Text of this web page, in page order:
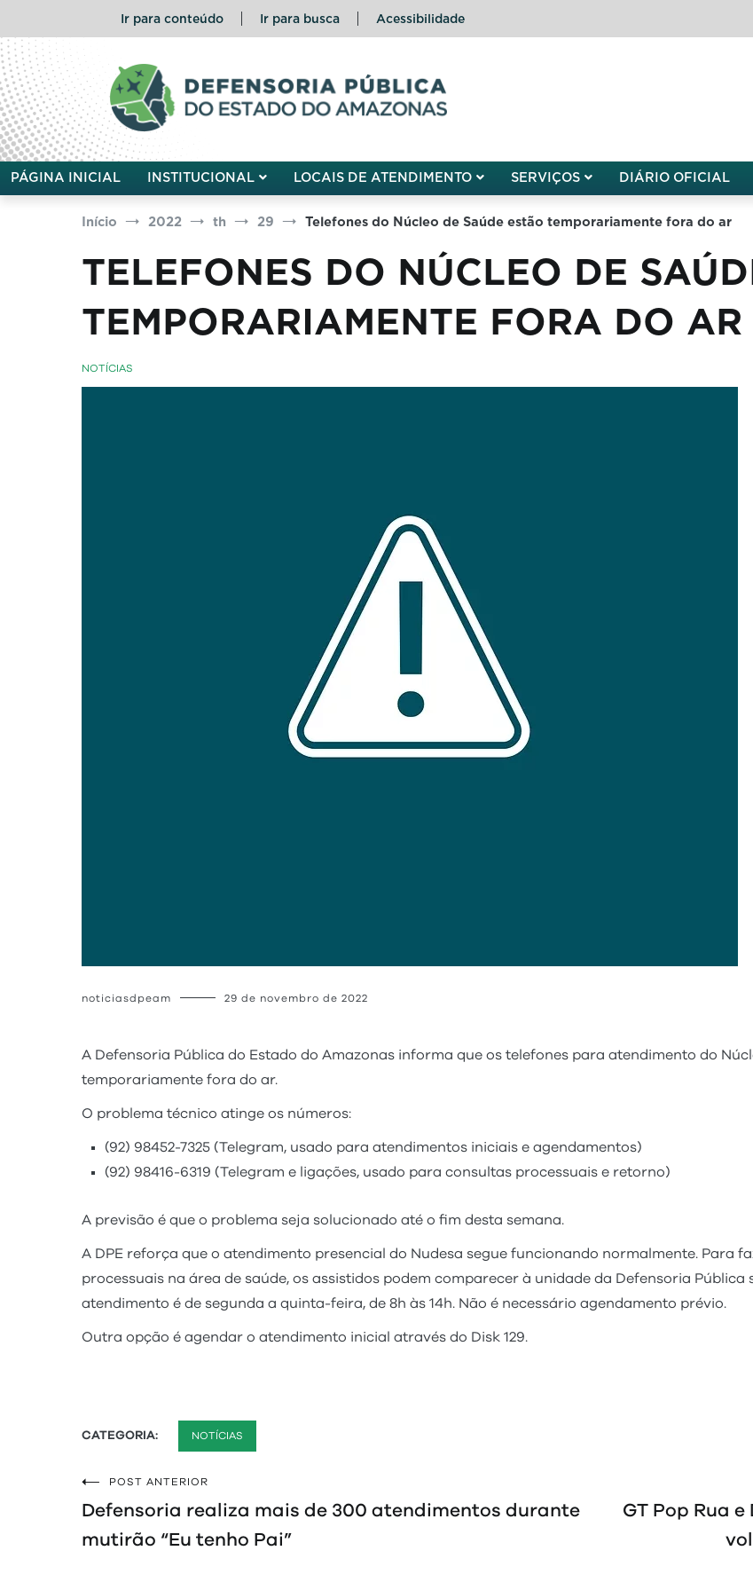
o
conteúdo
Ir para conteúdo Ir para busca Acessibilidade
Defensoria Pública do Estado do Amazonas
PÁGINA INICIAL INSTITUCIONAL LOCAIS DE ATENDIMENTO SERVIÇOS DIÁRIO OFICIAL
Início 2022 th 29 Telefones do Núcleo de Saúde estão temporariamente fora do ar
TELEFONES DO NÚCLEO DE
TEMPORARIAMENTE FORA DO AR
NOTÍCIAS
noticiasdpeam 29 de novembro de 2022
A Defensoria Pública do Estado do Amazonas informa que os telefones para atendimento do
temporariamente fora do ar.
O problema técnico atinge os números:
(92) 98452-7325 (Telegram, usado para atendimentos iniciais e agendamentos)
(92) 98416-6319 (Telegram e ligações, usado para consultas processuais e retorno)
A previsão é que o problema seja solucionado até o fim desta semana.
A DPE reforça que o atendimento presencial do Nudesa segue funcionando normalmente. Para
processuais na área de saúde, os assistidos podem comparecer à unidade da Defensoria Pública
atendimento é de segunda a quinta-feira, de 8h às 14h. Não é necessário agendamento prévio.
Outra opção é agendar o atendimento inicial através do Disk 129.
CATEGORIA: NOTÍCIAS
Navegação
de
POST ANTERIOR
Defensoria realiza mais de 300 atendimentos durante
mutirão “Eu tenho Pai”
GT Pop Rua